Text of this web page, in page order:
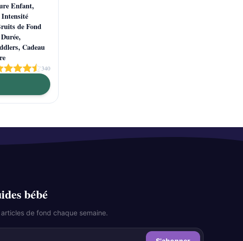
Enfant,
Intensité
de Fond
Cadeau
340
bébé
de fond chaque semaine.